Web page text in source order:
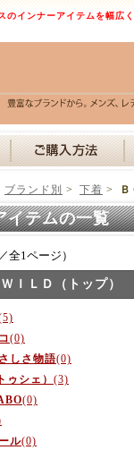
インナーアイテムを幅広
ブランド別 > 下着 >
イテムの一覧
全1ページ）
ＩＬＤ（トップ）
(0)
しさ物語(0)
ゥシェ） (3)
(0)
ル(0)